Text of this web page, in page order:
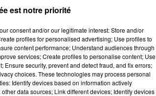
est notre priorité
consent and/or our legitimate interest: Store and/or
profiles for personalised advertising; Use profiles to
content performance; Understand audiences through
services; Create profiles to personalise content; Use
security, prevent and detect fraud, and fix errors;
choices. These technologies may process personal
Identify devices based on information actively
data sources; Link different devices; Identify devices